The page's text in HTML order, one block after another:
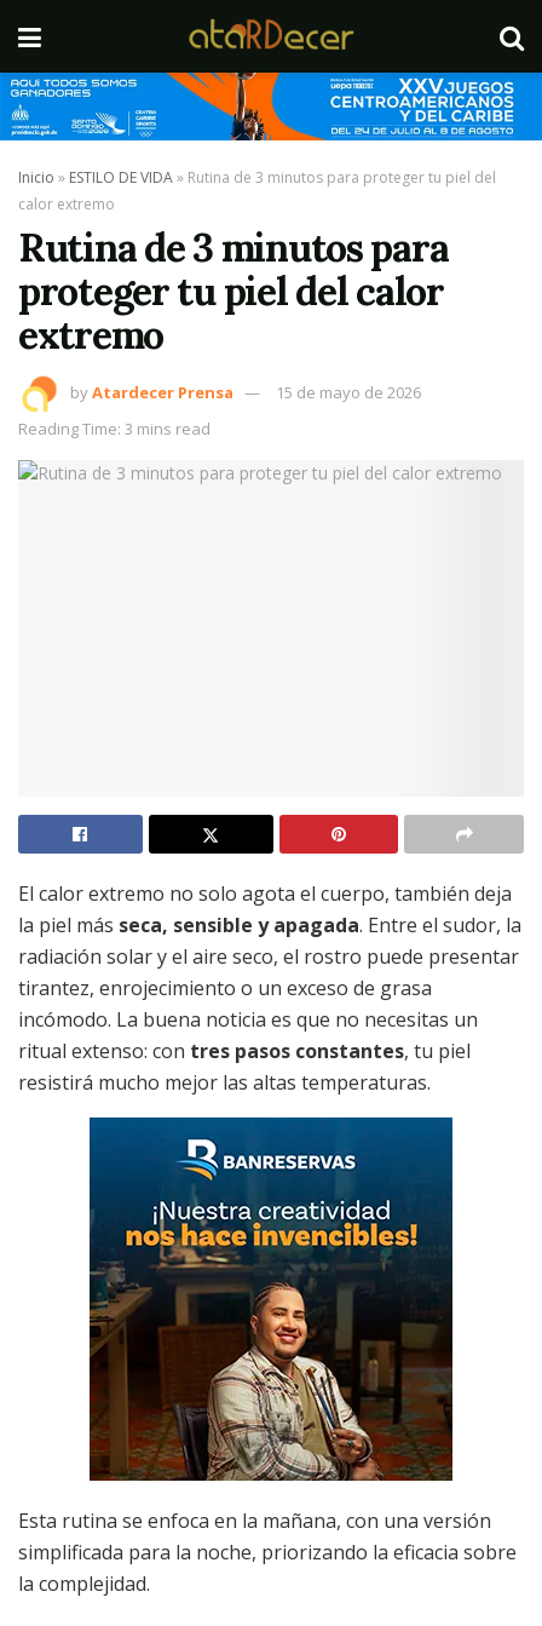
Inicio » ESTILO DE VIDA» Rutina de 3 minutos para proteger tu piel del
calor extremo
Rutina de 3 minutos para
proteger tu piel del calor
extremo
byAtardecer Prensa
15 de mayo de 2026
Reading Time: 3 mins read
El calor extremo no solo agota el cuerpo, también deja
la piel más seca, sensible y apagada. Entre el sudor, la
radiación solar y el aire seco, el rostro puede presentar
tirantez, enrojecimiento o un exceso de grasa
incómodo. La buena noticia es que no necesitas un
ritual extenso: con tres pasos constantes, tu piel
resistirá mucho mejor las altas temperaturas.
Esta rutina se enfoca en la mañana, con una versión
simplificada para la noche, priorizando la eficacia sobre
la complejidad.